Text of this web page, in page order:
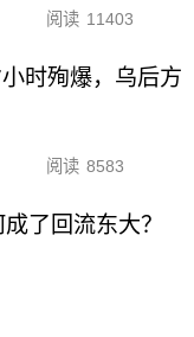
阅读 11403
时殉爆，乌后方
阅读 8583
了回流东大？